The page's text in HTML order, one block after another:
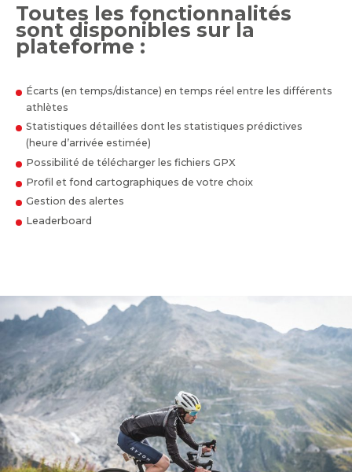
Toutes les fonctionnalités
sont disponibles sur la
plateforme :
Écarts (en temps/distance) en temps réel entre les différents
athlètes
Statistiques détaillées dont les statistiques prédictives
(heure d’arrivée estimée)
Possibilité de télécharger les fichiers GPX
Profil et fond cartographiques de votre choix
Gestion des alertes
Leaderboard